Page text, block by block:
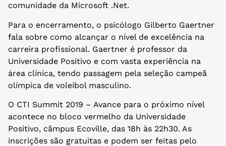
comunidade da Microsoft .Net.
Para o encerramento, o psicólogo Gilberto Gaertner
fala sobre como alcançar o nível de excelência na
carreira profissional. Gaertner é professor da
Universidade Positivo e com vasta experiência na
área clínica, tendo passagem pela seleção campeã
olímpica de voleibol masculino.
O CTI Summit 2019 – Avance para o próximo nível
acontece no bloco vermelho da Universidade
Positivo, câmpus Ecoville, das 18h às 22h30. As
inscrições são gratuitas e podem ser feitas pelo